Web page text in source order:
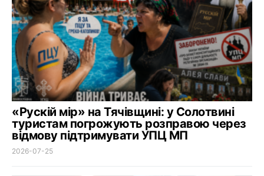
«Рускій мір» на Тячівщині: у Солотвині
туристам погрожують розправою через
відмову підтримувати УПЦ МП
2026-07-25